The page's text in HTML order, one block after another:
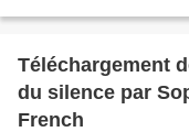
Téléchargement
du silence par
French